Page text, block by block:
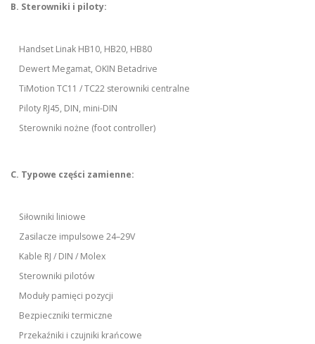
B. Sterowniki i piloty:
Handset Linak HB10, HB20, HB80
Dewert Megamat, OKIN Betadrive
TiMotion TC11 / TC22 sterowniki centralne
Piloty RJ45, DIN, mini-DIN
Sterowniki nożne (foot controller)
C. Typowe części zamienne:
Siłowniki liniowe
Zasilacze impulsowe 24–29V
Kable RJ / DIN / Molex
Sterowniki pilotów
Moduły pamięci pozycji
Bezpieczniki termiczne
Przekaźniki i czujniki krańcowe